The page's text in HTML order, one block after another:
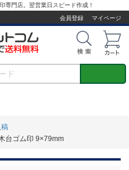
専門店。翌営業日スピード作成！
会員登録
マイページ
台ゴム印 9×79mm